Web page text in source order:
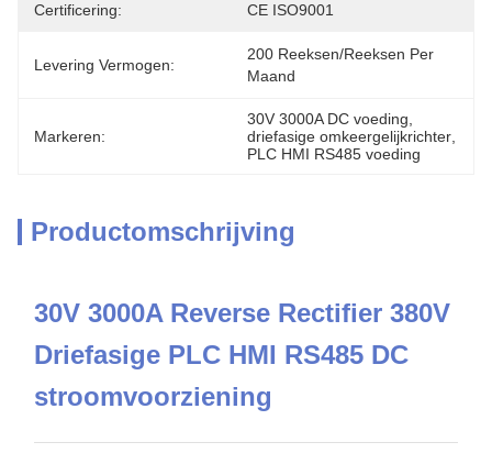
Certificering: CE ISO9001
Levering Vermogen:
200 Reeksen/reeksen Per
Maand
Markeren:
30V 3000A DC voeding
driefasige omkeergelijkrichter
PLC HMI RS485 voeding
Productomschrijving
30V 3000A Reverse Rectifier 380V
Driefasige PLC HMI RS485 DC
stroomvoorziening